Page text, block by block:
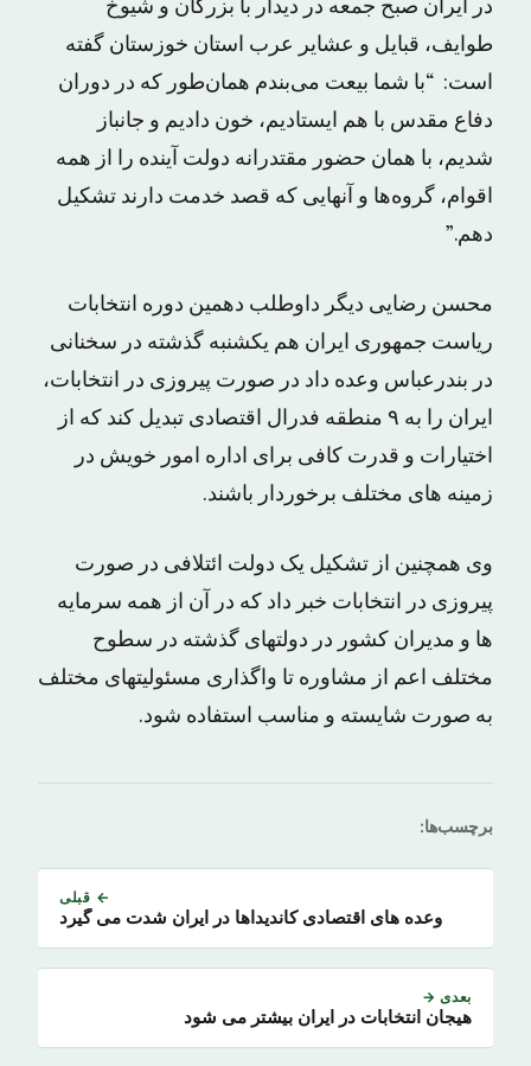
در ایران صبح جمعه در دیدار با بزرگان و شیوخ
طوایف، قبایل و عشایر عرب استان خوزستان گفته
است: “با شما بیعت می‌بندم همان‌طور که در دوران
دفاع مقدس با هم ایستادیم، خون دادیم و جانباز
شدیم، با همان حضور مقتدرانه دولت آینده را از همه
اقوام، گروه‌ها و آنهایی که قصد خدمت دارند تشکیل
دهم.”
محسن رضایی دیگر داوطلب دهمین دوره انتخابات
ریاست جمهوری ایران هم یکشنبه گذشته در سخنانی
در بندرعباس وعده داد در صورت پیروزی در انتخابات،
ایران را به ۹ منطقه فدرال اقتصادی تبدیل کند که از
اختیارات و قدرت کافی برای اداره امور خویش در
زمینه های مختلف برخوردار باشند.
وی همچنین از تشکیل یک دولت ائتلافی در صورت
پیروزی در انتخابات خبر داد که در آن از همه سرمایه
ها و مدیران کشور در دولتهای گذشته در سطوح
مختلف اعم از مشاوره تا واگذاری مسئولیتهای مختلف
به صورت شایسته و مناسب استفاده شود.
برچسب‌ها:
← قبلی
وعده های اقتصادی کاندیداها در ایران شدت می گیرد
بعدی →
هیجان انتخابات در ایران بیشتر می شود